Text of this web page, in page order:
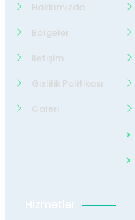
Hakkımızda
Bölgeler
İletişim
Gizlilik Politikası
Galeri
Hizmetler